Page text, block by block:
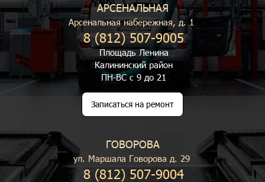
АРСЕНАЛЬНАЯ
Арсенальная набережная, д. 1
8 (812) 507-9005
Площадь Ленина
Калининский район
ПН-ВС с 9 до 21
Записаться на ремонт
ГОВОРОВА
ул. Маршала Говорова д. 29
8 (812) 507-9004